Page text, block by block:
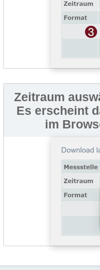
Zeitraum
Es erscheint
im